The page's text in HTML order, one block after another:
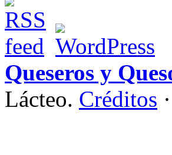
Queseros y
Lácteo. Créditos ·